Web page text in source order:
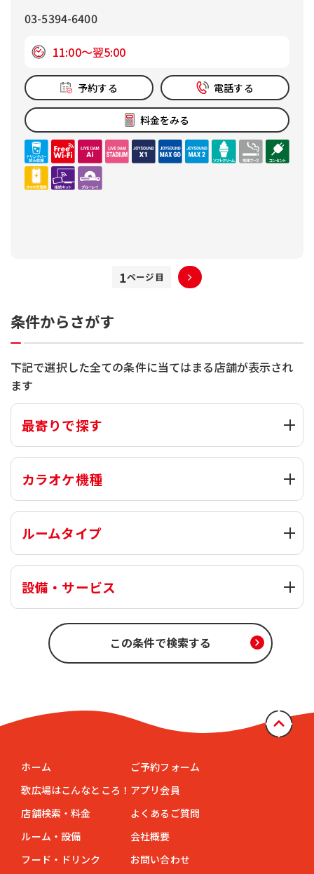
03-5394-6400
11:00～翌5:00
予約する 電話する
料金をみる
1
条件からさがす
下記で選択した全ての条件に当てはまる店舗が表示され
ます
最寄りで探す
カラオケ機種
ルームタイプ
設備・サービス
ホーム
歌広場はこんなところ！
店舗検索・料金
ルーム・設備
フード・ドリンク
ご予約フォーム
アプリ会員
よくあるご質問
会社概要
お問い合わせ